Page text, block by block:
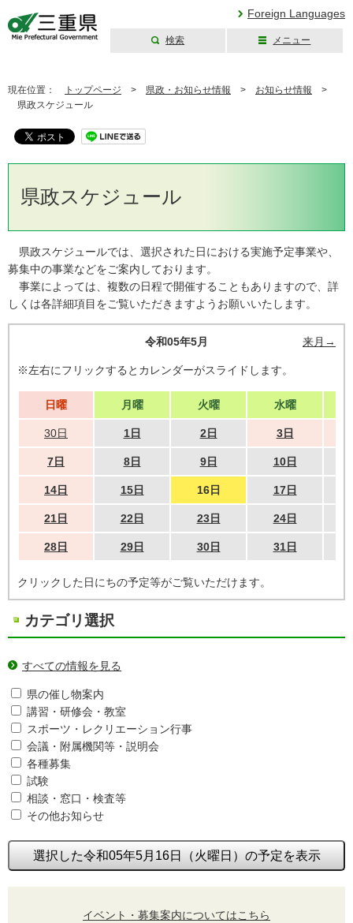
Foreign Languages
検索 メニュー
現在位置： トップページ > 県政・お知らせ情報 > お知らせ情報 >
県政スケジュール
県政スケジュール
県政スケジュールでは、選択された日における実施予定事業や、
募集中の事業などをご案内しております。
事業によっては、複数の日程で開催することもありますので、詳
しくは各詳細項目をご覧いただきますようお願いいたします。
令和05年5月 来月→
※左右にフリックするとカレンダーがスライドします。
日曜 月曜 火曜 水曜
30日 1日 2日 3日
7日 8日 9日 10日
14日 15日 16日 17日
21日 22日 23日 24日
28日 29日 30日 31日
クリックした日にちの予定等がご覧いただけます。
カテゴリ選択
すべての情報を見る
県の催し物案内
講習・研修会・教室
スポーツ・レクリエーション行事
会議・附属機関等・説明会
各種募集
試験
相談・窓口・検査等
その他お知らせ
選択した令和05年5月16日（火曜日）の予定を表示
イベント・募集案内についてはこちら